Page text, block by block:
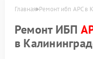
Главная Ремонт ибп APC в
Ремонт ИБП
в